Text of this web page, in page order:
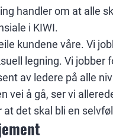
handler om at alle
i KIWI.
kundene våre. Vi
legning. Vi
av ledere på alle
vei å gå, ser vi
det skal bli en